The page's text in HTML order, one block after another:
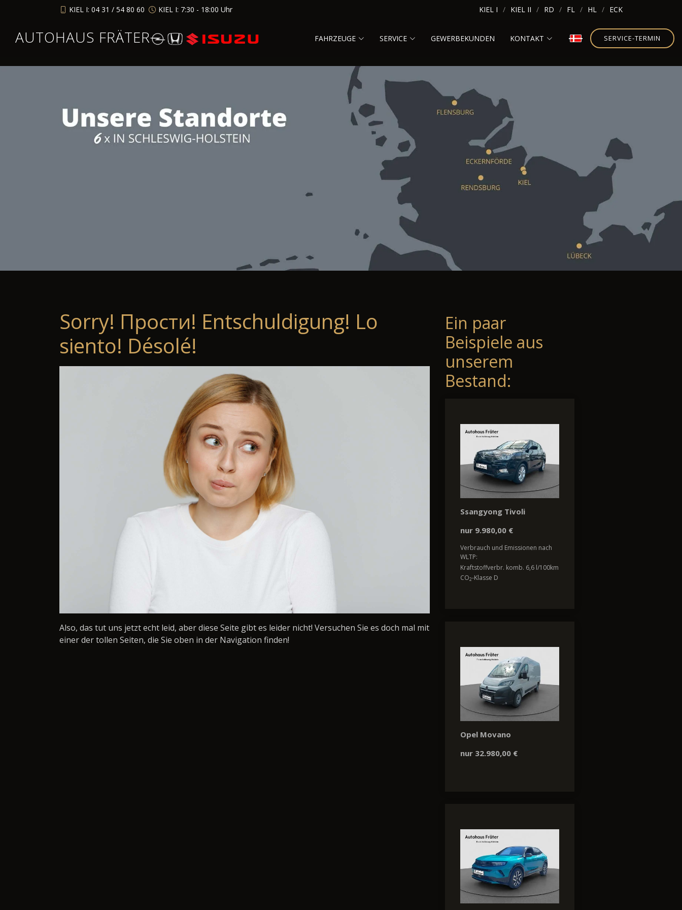
KIEL I: 04 31 / 54 80 60 KIEL I: 7:30 - 18:00 Uhr KIEL I KIEL II RD FL HL ECK
AUTOHAUS FRÄTER FAHRZEUGE SERVICE GEWERBEKUNDEN KONTAKT SERVICE-TERMIN
Sorry! Прости! Entschuldigung! Lo
siento! Désolé!
Also, das tut uns jetzt echt leid, aber diese Seite gibt es leider nicht! Versuchen Sie es doch mal mit
einer der tollen Seiten, die Sie oben in der Navigation finden!
Ein paar
Beispiele aus
unserem
Bestand:
Ssangyong Tivoli
nur 9.980,00 €
Verbrauch und Emissionen nach
WLTP:
Kraftstoffverbr. komb. 6,6 l/100km
CO2-Klasse D
Opel Movano
nur 32.980,00 €